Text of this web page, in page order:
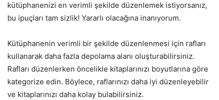
kütüphanenizi en verimli şekilde düzenlemek istiyorsanız,
bu ipuçları tam sizlik! Yararlı olacağına inanıyorum.
Kütüphanenin verimli bir şekilde düzenlenmesi için rafları
kullanarak daha fazla depolama alanı oluşturabilirsiniz.
Rafları düzenlerken öncelikle kitaplarınızı boyutlarına göre
kategorize edin. Böylece, raflarınızı daha iyi düzenleyebilir
ve kitaplarınızı daha kolay bulabilirsiniz.